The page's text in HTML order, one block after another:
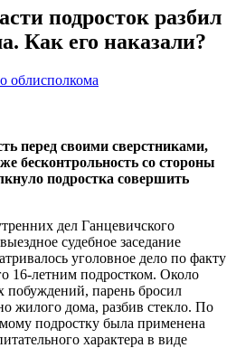
подросток разбил
Как его наказали?
облисполкома
перед своими сверстниками,
бесконтрольность со стороны
подростка совершить
дел Ганцевичского
судебное заседание
уголовное дело по факту
16-летним подростком. Около
побуждений, парень бросил
жилого дома, разбив стекло. По
подростку была применена
характера в виде